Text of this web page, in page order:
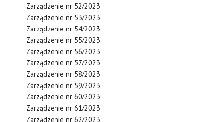
Zarządzenie nr 52/2023
Zarządzenie nr 53/2023
Zarządzenie nr 54/2023
Zarządzenie nr 55/2023
Zarządzenie nr 56/2023
Zarządzenie nr 57/2023
Zarządzenie nr 58/2023
Zarządzenie nr 59/2023
Zarządzenie nr 60/2023
Zarządzenie nr 61/2023
Zarządzenie nr 62/2023